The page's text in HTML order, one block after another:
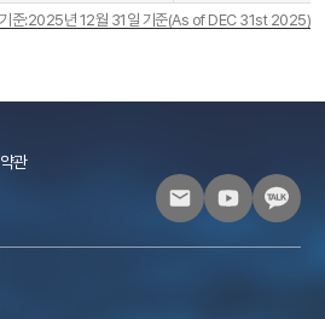
준:2025년 12월 31일 기준(As of DEC 31st 2025)
관